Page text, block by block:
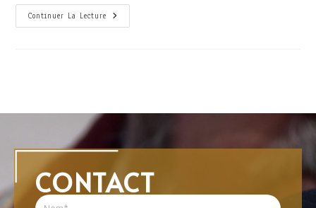
Continuer La Lecture
CONTACT